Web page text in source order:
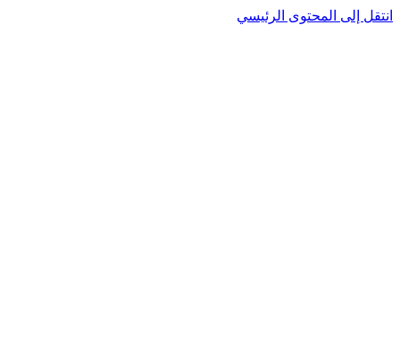
إلى المحتوى الرئيسي